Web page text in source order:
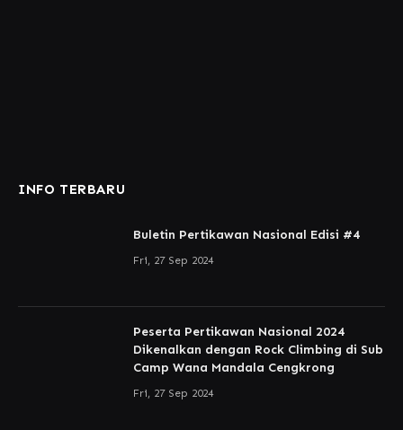
INFO TERBARU
Buletin Pertikawan Nasional Edisi #4
Fri, 27 Sep 2024
Peserta Pertikawan Nasional 2024
Dikenalkan dengan Rock Climbing di Sub
Camp Wana Mandala Cengkrong
Fri, 27 Sep 2024